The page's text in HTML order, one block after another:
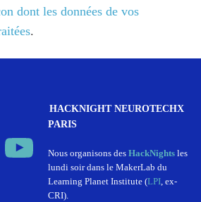
dont les données de vos
.
HACKNIGHT NEUROTECHX
PARIS
Nous organisons des HackNightsles
lundi soir dans le MakerLab du
Learning Planet Institute (LPI, ex-
CRI).